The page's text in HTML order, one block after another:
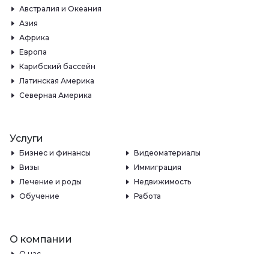
Австралия и Океания
Азия
Африка
Европа
Карибский бассейн
Латинская Америка
Северная Америка
Услуги
Бизнес и финансы
Видеоматериалы
Визы
Иммиграция
Лечение и роды
Недвижимость
Обучение
Работа
О компании